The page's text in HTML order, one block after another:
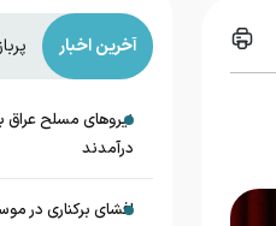
آخرین اخبار
نیروهای مسلح عراق
درآمدند
افشای برکناری در